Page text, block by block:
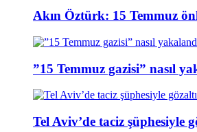
Akın Öztürk: 15 Temmuz
”15 Temmuz gazisi” nasıl
Tel Aviv’de taciz şüphesiyle